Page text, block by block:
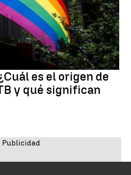
es el origen de
y qué significan